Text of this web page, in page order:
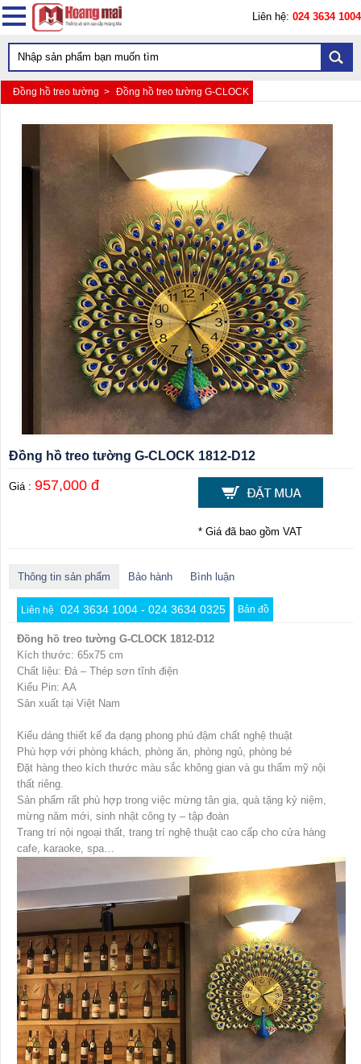
Liên hệ: 024 3634 1004
Đồng hồ treo tường > Đồng hồ treo tường G-CLOCK
Đồng hồ treo tường G-CLOCK 1812-D12
Giá : 957,000 đ
* Giá đã bao gồm VAT
Thông tin sản phẩm Bảo hành Bình luận
Liên hệ 024 3634 1004 - 024 3634 0325 Bản đồ
Đồng hồ treo tường G-CLOCK 1812-D12
Kích thước: 65x75 cm
Chất liệu: Đá – Thép sơn tĩnh điện
Kiểu Pin: AA
Sản xuất tại Việt Nam
Kiểu dáng thiết kế đa dạng phong phú đậm chất nghệ thuật
Phù hợp với phòng khách, phòng ăn, phòng ngủ, phòng bé
Đặt hàng theo kích thước màu sắc không gian và gu thẩm mỹ nội
thất riêng.
Sản phẩm rất phù hợp trong việc mừng tân gia, quà tặng kỷ niệm,
mừng năm mới, sinh nhật công ty – tập đoàn
Trang trí nội ngoại thất, trang trí nghệ thuật cao cấp cho cửa hàng
cafe, karaoke, spa…